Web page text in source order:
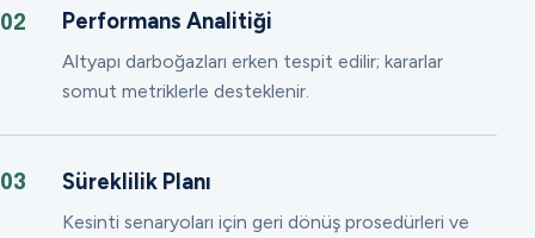
02 Performans Analitiği
Altyapı darboğazları erken tespit edilir; kararlar
somut metriklerle desteklenir.
03 Süreklilik Planı
Kesinti senaryoları için geri dönüş prosedürleri ve